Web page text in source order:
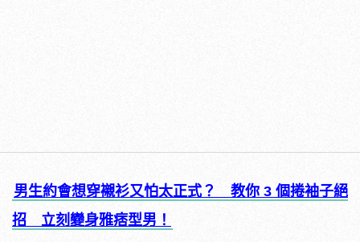
男生約會想穿襯衫又怕太正式？ 教你 3 個捲袖子絕
招 立刻變身雅痞型男！